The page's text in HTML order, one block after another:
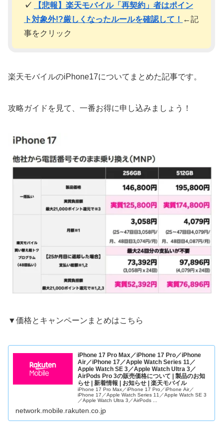
✓
【悲報】楽天モバイル「再契約」者はポイン
ト対象外!?厳しくなったルールを確認して！ ←記
事をクリック
楽天モバイルのiPhone17についてまとめた記事です。
攻略ガイドを見て、一番お得に申し込みましょう！
▼価格とキャンペーンまとめはこちら
iPhone 17 Pro Max／iPhone 17 Pro／iPhone
Air／iPhone 17／Apple Watch Series 11／
Apple Watch SE 3／Apple Watch Ultra 3／
AirPods Pro 3の販売価格について | 製品のお知
らせ | 新着情報 | お知らせ | 楽天モバイル
iPhone 17 Pro Max／iPhone 17 Pro／iPhone Air／
iPhone 17／Apple Watch Series 11／Apple Watch SE 3
／Apple Watch Ultra 3／AirPods ...
network.mobile.rakuten.co.jp